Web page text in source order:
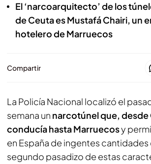
El ‘narcoarquitecto’ de los
de Ceuta es Mustafá Chairi, un
hotelero de Marruecos
Compartir
La Policía Nacional localizó el
semana un narcotúnel que, desde
conducía hasta Marruecosy
en España de ingentes cantidades
segundo pasadizo de estas